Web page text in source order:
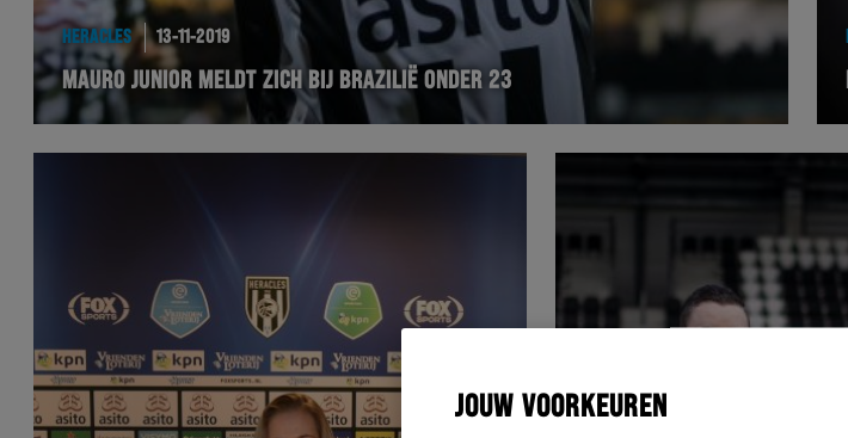
JOUW VOORKEUREN
HERACLES 13-11-2019
MAURO JUNIOR MELDT ZICH BIJ BRAZILIË ONDER 23